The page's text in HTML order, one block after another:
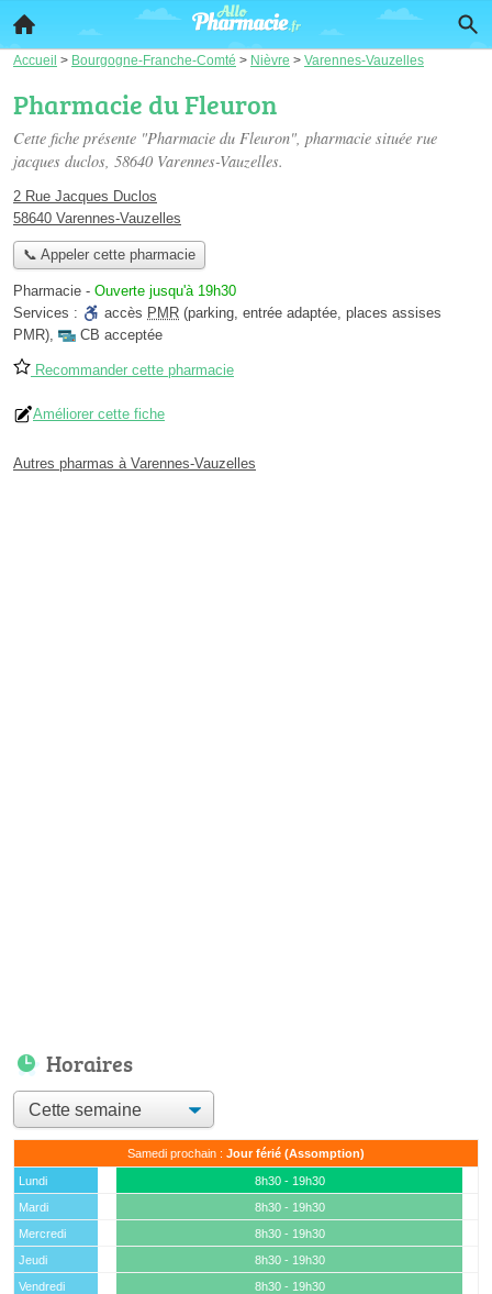
Accueil > Bourgogne-Franche-Comté > Nièvre > Varennes-Vauzelles
Pharmacie du Fleuron
Cette fiche présente "Pharmacie du Fleuron", pharmacie située rue
jacques duclos, 58640 Varennes-Vauzelles.
2 Rue Jacques Duclos
58640 Varennes-Vauzelles
📞 Appeler cette pharmacie
Pharmacie - Ouverte jusqu'à 19h30
Services :
accès PMR (parking, entrée adaptée, places assises
PMR), CB acceptée
Recommander cette pharmacie
Améliorer cette fiche
Autres pharmas à Varennes-Vauzelles
Horaires
Samedi prochain : Jour férié (Assomption)
Lundi
8h30 - 19h30
Mardi
8h30 - 19h30
Mercredi
8h30 - 19h30
Jeudi
8h30 - 19h30
Vendredi
8h30 - 19h30